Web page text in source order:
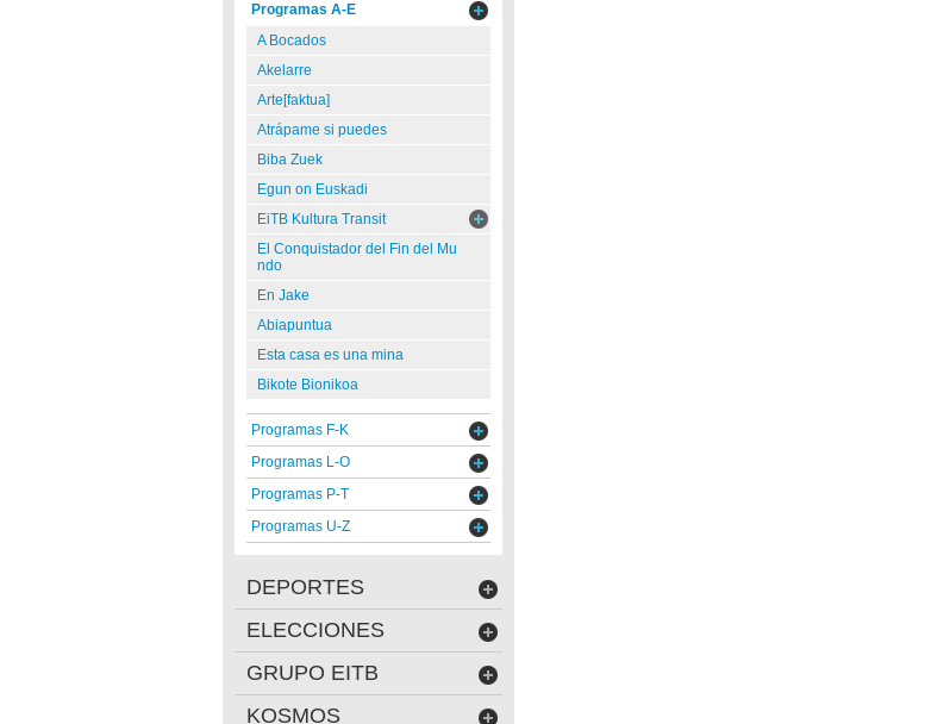
Programas A-E
A Bocados
Akelarre
Arte[faktua]
Atrápame si puedes
Biba Zuek
Egun on Euskadi
EiTB Kultura Transit
El Conquistador del Fin del Mu
ndo
En Jake
Abiapuntua
Esta casa es una mina
Bikote Bionikoa
Programas F-K
Programas L-O
Programas P-T
Programas U-Z
DEPORTES
ELECCIONES
GRUPO EITB
KOSMOS